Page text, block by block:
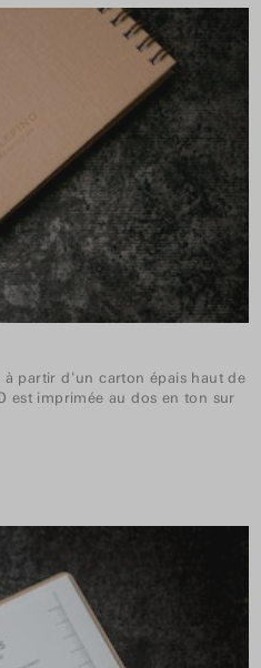
à partir d'un carton épais haut de
est imprimée au dos en ton sur